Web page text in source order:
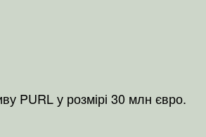
PURL у розмірі 30 млн євро.